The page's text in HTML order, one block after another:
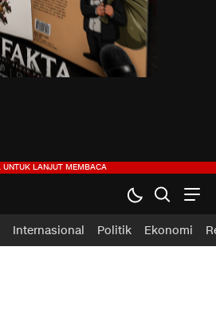
Internasional Politik Ekonomi